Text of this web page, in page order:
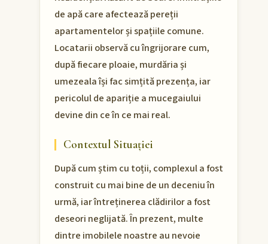
de apă care afectează pereții
apartamentelor și spațiile comune.
Locatarii observă cu îngrijorare cum,
după fiecare ploaie, murdăria și
umezeala își fac simțită prezența, iar
pericolul de apariție a mucegaiului
devine din ce în ce mai real.
Contextul Situației
După cum știm cu toții, complexul a fost
construit cu mai bine de un deceniu în
urmă, iar întreținerea clădirilor a fost
deseori neglijată. În prezent, multe
dintre imobilele noastre au nevoie